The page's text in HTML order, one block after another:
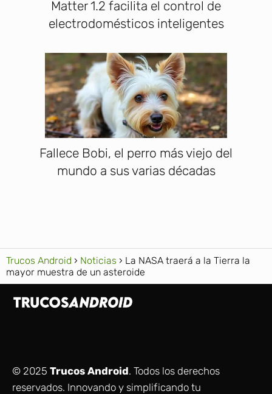
Matter 1.2 facilita el control de
electrodomésticos inteligentes
Fallece Bobi, el perro más viejo del
mundo a sus varias décadas
Trucos Android Noticias
La NASA traerá a la Tierra la
mayor muestra de un asteroide
© 2025 Trucos Android. Todos los derechos
reservados. Innovando y simplificando tu